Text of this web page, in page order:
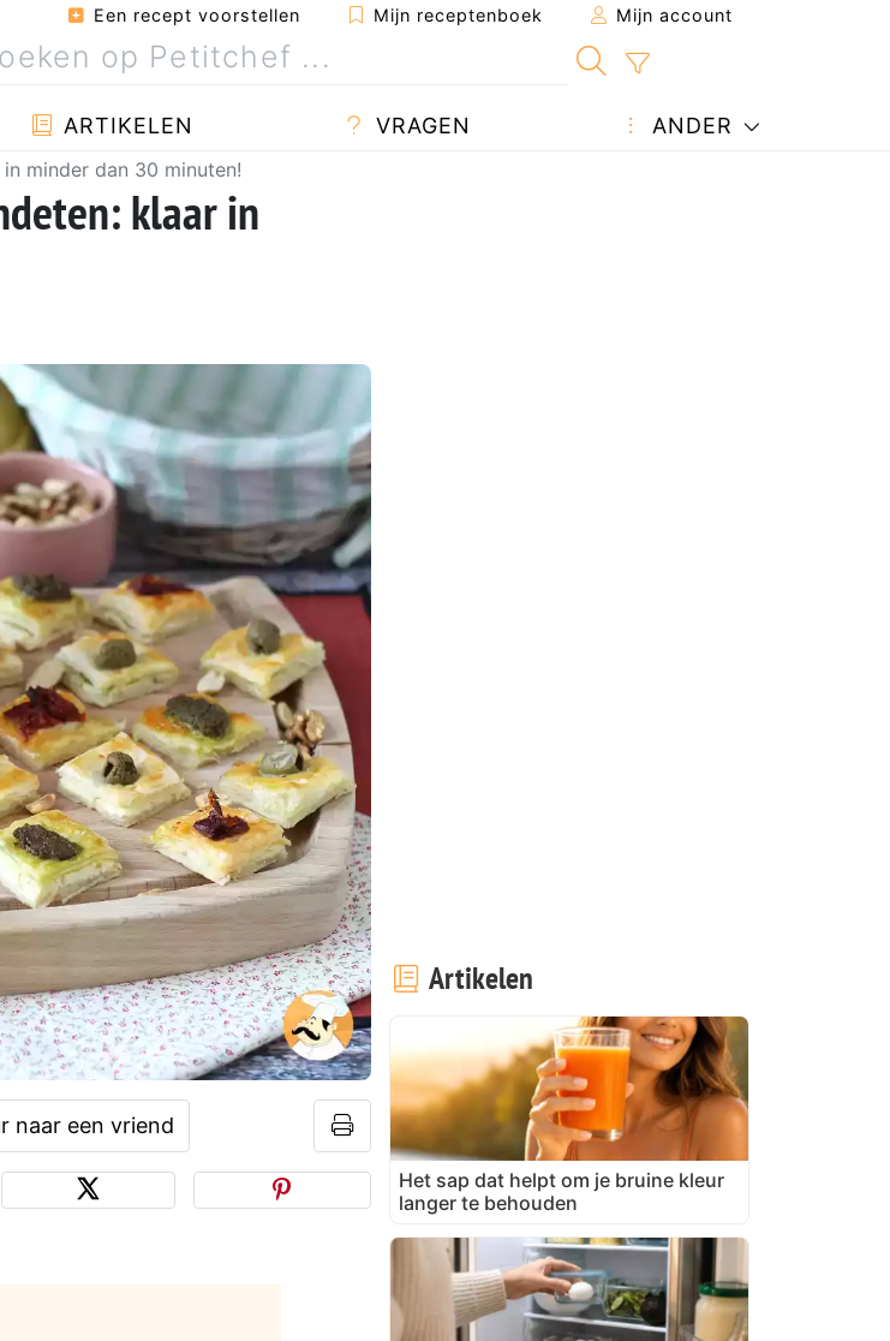
Een recept voorstellen Mijn receptenboek Mijn account
ARTIKELEN VRAGEN ANDER
minder dan 30 minuten!
klaar in
naar een vriend
Artikelen
Het sap dat helpt om je bruine kleur
langer te behouden